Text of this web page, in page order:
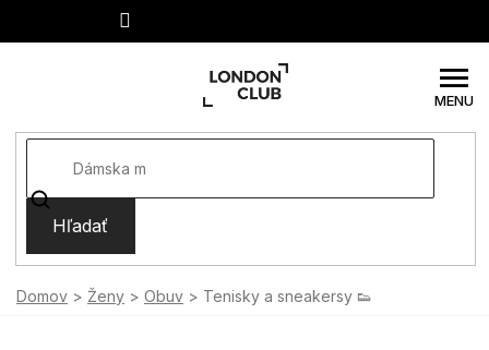
Hľadať
Domov Ženy Obuv Tenisky a sneakersy 👟